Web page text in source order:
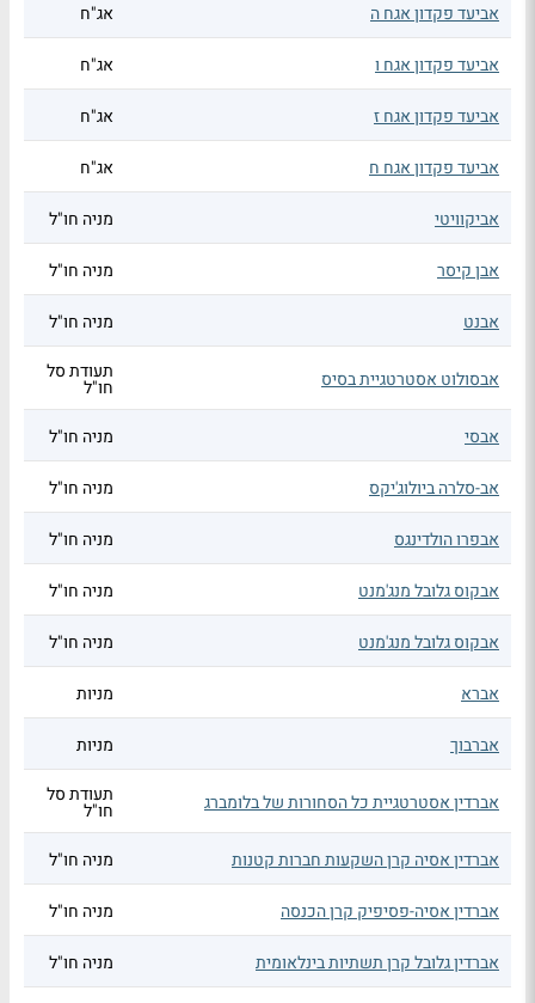
אביעד פקדון אגח ה אג"ח
אביעד פקדון אגח ו אג"ח
אביעד פקדון אגח ז אג"ח
אביעד פקדון אגח ח אג"ח
אביקוויטי מניה חו"ל
אבן קיסר מניה חו"ל
אבנט מניה חו"ל
אבסולוט אסטרטגיית בסיס תעודת סל
חו"ל
אבסי
מניה חו"ל
אב-סלרה ביולוג'יקס מניה חו"ל
אבפרו הולדינגס מניה חו"ל
אבקוס גלובל מנג'מנט מניה חו"ל
אבקוס גלובל מנג'מנט מניה חו"ל
אברא מניות
אברבוך מניות
אברדין אסטרטגיית כל הסחורות של בלומברג תעודת סל
חו"ל
אברדין אסיה קרן השקעות חברות קטנות
מניה חו"ל
אברדין אסיה-פסיפיק קרן הכנסה מניה חו"ל
אברדין גלובל קרן תשתיות בינלאומית מניה חו"ל